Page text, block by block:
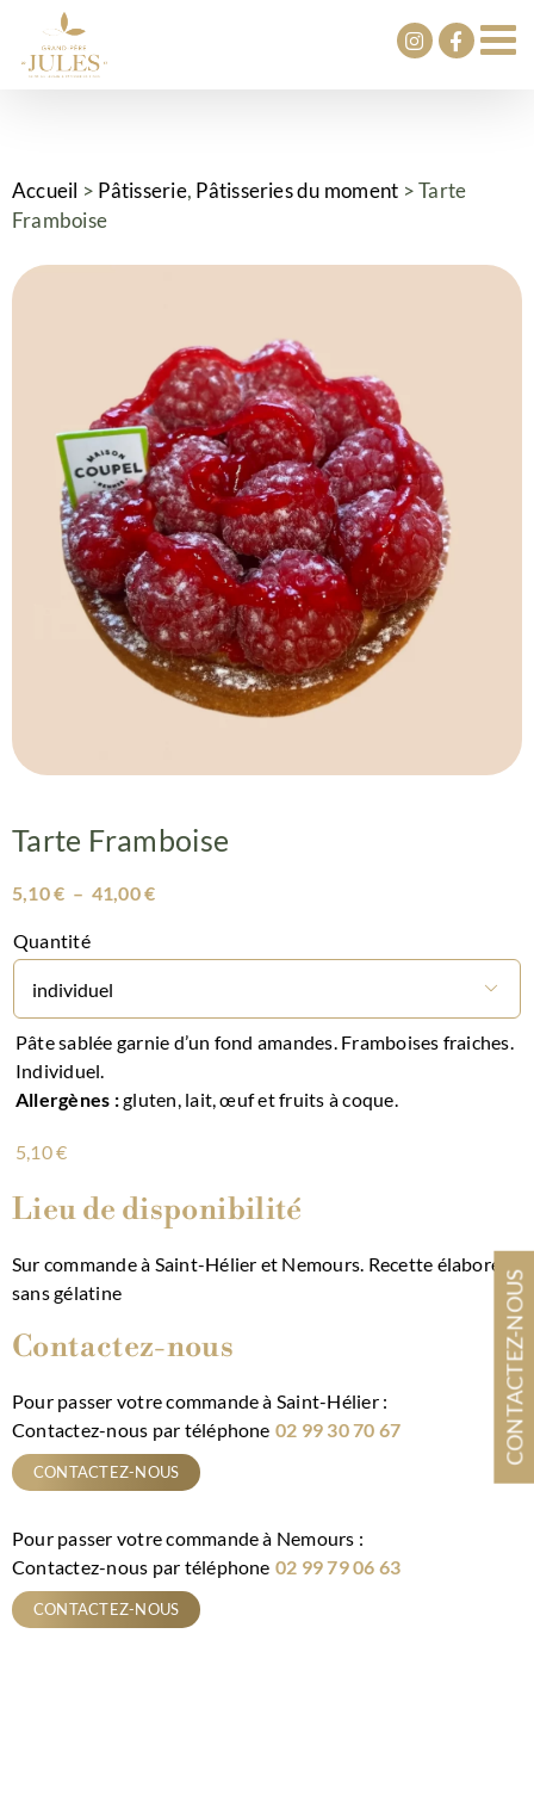
contenu
Accueil > Pâtisserie, Pâtisseries du moment >Tarte
Framboise
Tarte Framboise
5,10€ – 41,00€Plage
5,10 €
Quantité

Pâte sablée garnie d’un fond amandes. Framboises fraiches.
Individuel.
Allergènes :gluten, lait, œuf et fruits à coque.
5,10€
Alternative:
Lieu de disponibilité
Sur commande à Saint-Hélier et Nemours. Recette élaborée
sans gélatine
Contactez-nous
Pour passer votre commande à Saint-Hélier :
Contactez-nous par téléphone 02 99 30 70 67
CONTACTEZ-NOUS
Pour passer votre commande à Nemours :
Contactez-nous par téléphone 02 99 79 06 63
CONTACTEZ-NOUS
CONTACTEZ-NOUS